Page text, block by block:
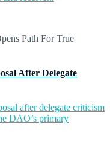
After Delegate
after delegate criticism
DAO’s primary